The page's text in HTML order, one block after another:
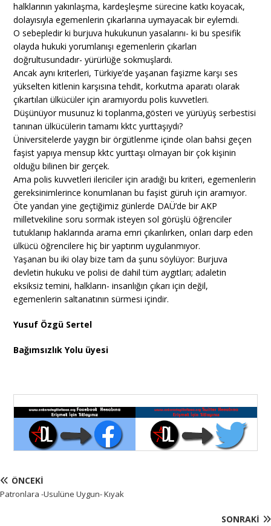
halklarının yakınlaşma, kardeşleşme sürecine katkı koyacak,
dolayısıyla egemenlerin çıkarlarına uymayacak bir eylemdi.
O sebepledir ki burjuva hukukunun yasalarını- ki bu spesifik
olayda hukuki yorumlanışı egemenlerin çıkarları
doğrultusundadır- yürürlüğe sokmuşlardı.
Ancak aynı kriterleri, Türkiye’de yaşanan faşizme karşı ses
yükselten kitlenin karşısına tehdit, korkutma aparatı olarak
çıkartılan ülkücüler için aramıyordu polis kuvvetleri.
Düşünüyor musunuz ki toplanma,gösteri ve yürüyüş serbestisi
tanınan ülkücülerin tamamı kktc yurttaşıydı?
Üniversitelerde yaygın bir örgütlenme içinde olan bahsi geçen
faşist yapıya mensup kktc yurttaşı olmayan bir çok kişinin
olduğu bilinen bir gerçek.
Ama polis kuvvetleri ilericiler için aradığı bu kriteri, egemenlerin
gereksinimlerince konumlanan bu faşist güruh için aramıyor.
Öte yandan yine geçtiğimiz günlerde DAÜ’de bir AKP
milletvekiline soru sormak isteyen sol görüşlü öğrenciler
tutuklanıp haklarında arama emri çıkarılırken, onları darp eden
ülkücü öğrencilere hiç bir yaptırım uygulanmıyor.
Yaşanan bu iki olay bize tam da şunu söylüyor: Burjuva
devletin hukuku ve polisi de dahil tüm aygıtları; adaletin
eksiksiz temini, halkların- insanlığın çıkarı için değil,
egemenlerin saltanatının sürmesi içindir.
Yusuf Özgü Sertel
Bağımsızlık Yolu üyesi
ÖNCEKI
Patronlara -Usulüne Uygun- Kıyak
SONRAKI